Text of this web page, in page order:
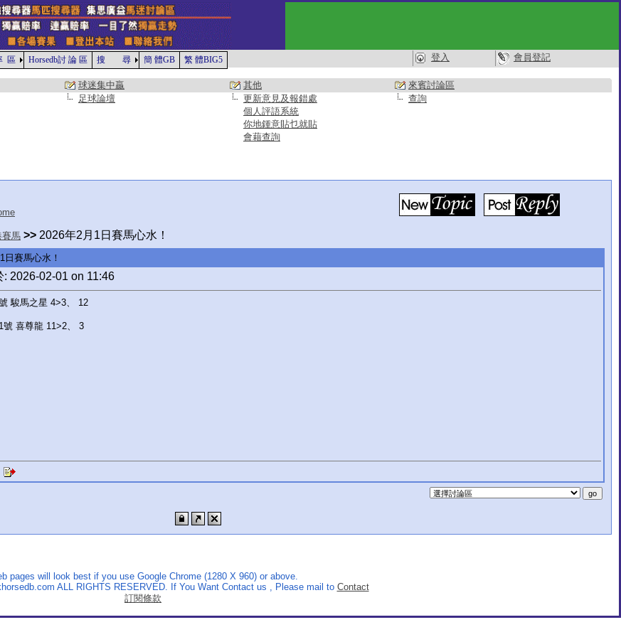
區 Horsedb討 論 區 搜 尋 簡 體GB 繁 體BIG5 登入
會員登記
球迷集中贏 其他
來賓討論區
足球論壇 更新意見及報錯處
查詢
個人評語系統
你地鍾意貼乜就貼
會藉查詢
賽馬 >> 2026年2月1日賽馬心水！
日賽馬心水！
: 2026-02-01 on 11:46
駿馬之星 4>3、 12
號 喜尊龍 11>2、 3
pages will look best if you use Google Chrome (1280 X 960) or above.
ALL RIGHTS RESERVED. If You Want Contact us , Please mail to Contact
訂閱條款